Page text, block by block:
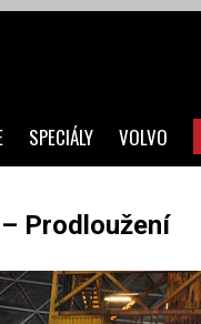
Prodloužení
SPECIÁLY VOLVO